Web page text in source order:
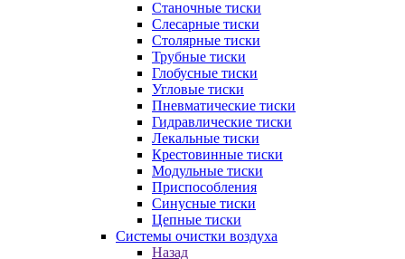
Станочные тиски
Слесарные тиски
Столярные тиски
Трубные тиски
Глобусные тиски
Угловые тиски
Пневматические тиски
Гидравлические тиски
Лекальные тиски
Крестовинные тиски
Модульные тиски
Приспособления
Синусные тиски
Цепные тиски
Системы очистки воздуха
Назад